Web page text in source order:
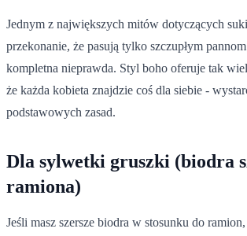
Jednym z największych mitów dotyczących
przekonanie, że pasują tylko szczupłym
kompletna nieprawda. Styl boho oferuje tak
że każda kobieta znajdzie coś dla siebie -
podstawowych zasad.
Dla sylwetki gruszki (biodra
ramiona)
Jeśli masz szersze biodra w stosunku do